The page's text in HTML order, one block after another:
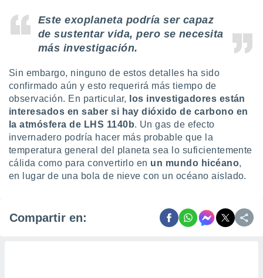
Este exoplaneta podría ser capaz
de sustentar vida, pero se necesita
más investigación.
Sin embargo, ninguno de estos detalles ha sido
confirmado aún y esto requerirá más tiempo de
observación. En particular,
los investigadores están
interesados en saber si hay dióxido de carbono en
la atmósfera de LHS 1140b. Un gas de efecto
invernadero podría hacer más probable que la
temperatura general del planeta sea lo suficientemente
cálida como para convertirlo en un mundo hicéano,
en lugar de una bola de nieve con un océano aislado.
Compartir en: